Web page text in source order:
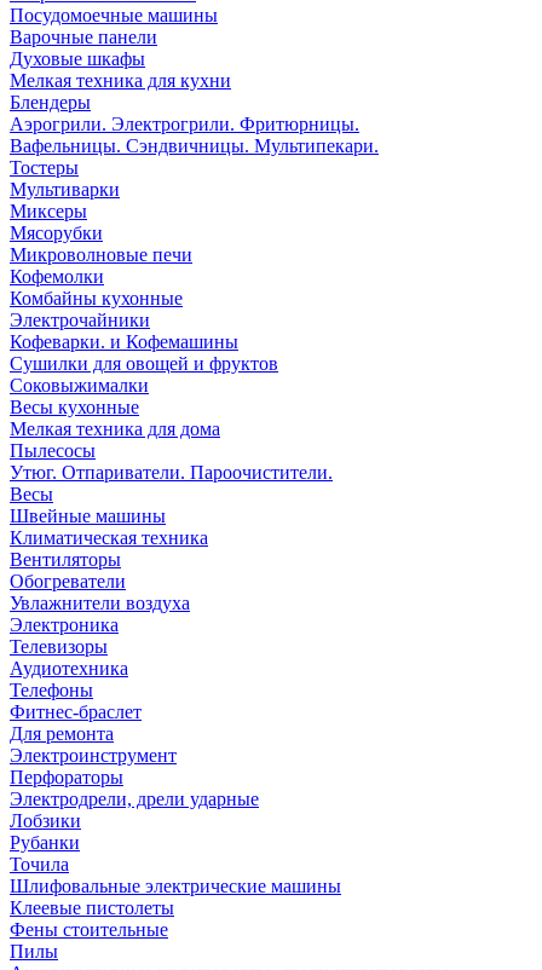
Посудомоечные машины
Варочные панели
Духовые шкафы
Мелкая техника для кухни
Блендеры
Аэрогрили. Электрогрили. Фритюрницы.
Вафельницы. Сэндвичницы. Мультипекари.
Тостеры
Мультиварки
Миксеры
Мясорубки
Микроволновые печи
Кофемолки
Комбайны кухонные
Электрочайники
Кофеварки. и Кофемашины
Сушилки для овощей и фруктов
Соковыжималки
Весы кухонные
Мелкая техника для дома
Пылесосы
Утюг. Отпариватели. Пароочистители.
Весы
Швейные машины
Климатическая техника
Вентиляторы
Обогреватели
Увлажнители воздуха
Электроника
Телевизоры
Аудиотехника
Телефоны
Фитнес-браслет
Для ремонта
Электроинструмент
Перфораторы
Электродрели, дрели ударные
Лобзики
Рубанки
Точила
Шлифовальные электрические машины
Клеевые пистолеты
Фены стоительные
Пилы